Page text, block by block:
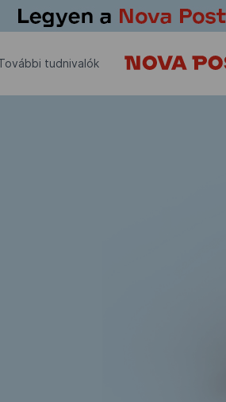
tudnivalók